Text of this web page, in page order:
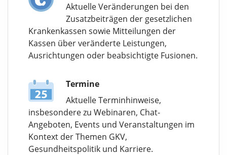
Aktuelle Veränderungen bei den
Zusatzbeiträgen der gesetzlichen
Krankenkassen sowie Mitteilungen der
Kassen über veränderte Leistungen,
Ausrichtungen oder beabsichtigte Fusionen.
Termine
Aktuelle Terminhinweise,
insbesondere zu Webinaren, Chat-
Angeboten, Events und Veranstaltungen im
Kontext der Themen GKV,
Gesundheitspolitik und Karriere.